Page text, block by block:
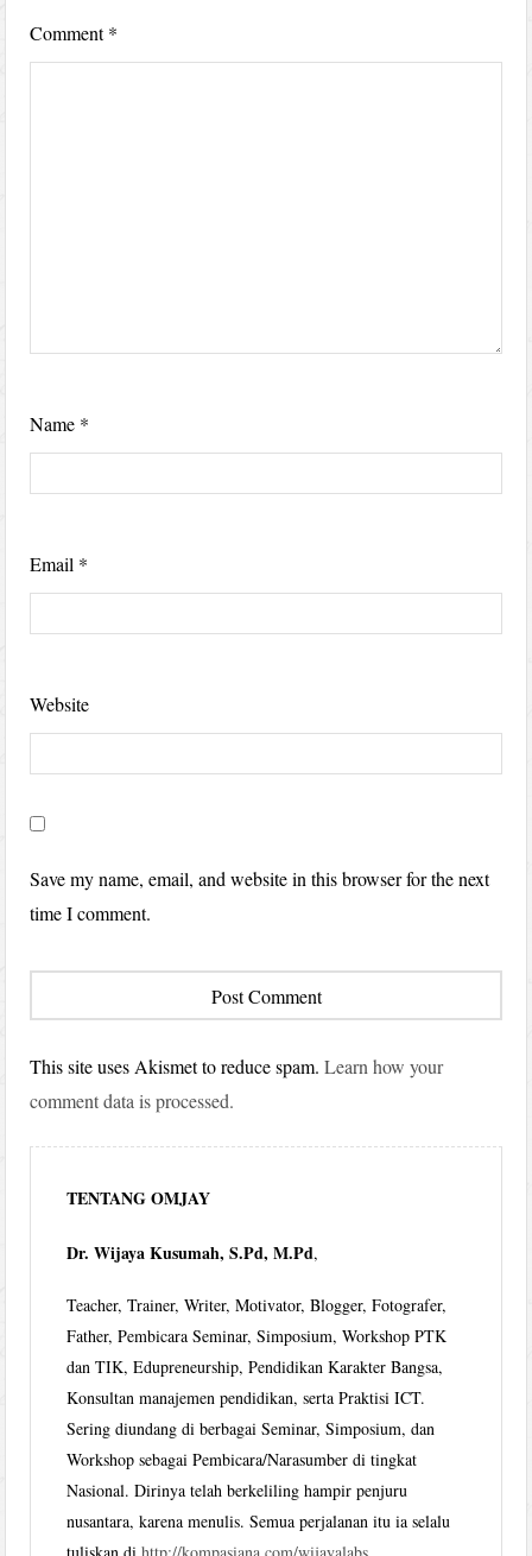
Comment*
Name *
Email *
Website
Save my name, email, and website in this browser for the next
time I comment.
This site uses Akismet to reduce spam.Learn how your
comment data is processed.
TENTANG OMJAY
Dr. Wijaya Kusumah, S.Pd, M.Pd,
Teacher, Trainer, Writer, Motivator, Blogger, Fotografer,
Father, Pembicara Seminar, Simposium, Workshop PTK
dan TIK, Edupreneurship, Pendidikan Karakter Bangsa,
Konsultan manajemen pendidikan, serta Praktisi ICT.
Sering diundang di berbagai Seminar, Simposium, dan
Workshop sebagai Pembicara/Narasumber di tingkat
Nasional. Dirinya telah berkeliling hampir penjuru
nusantara, karena menulis. Semua perjalanan itu ia selalu